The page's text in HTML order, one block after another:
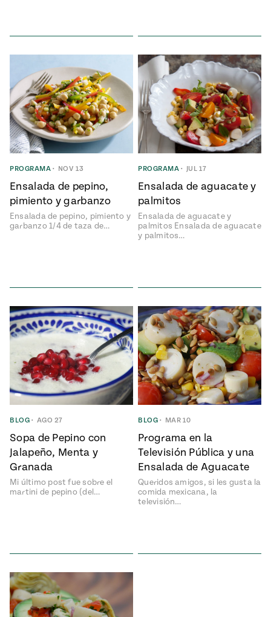
la
temporada
de maíz
Pati’s
Mexican
Table
Temporada
14
Mexico
City
Pati Jinich
Panamericana
Sabor
of
Local
Kitchens
of Real
PROGRAMA • NOV 13
Ensalada de pepino,
pimiento y garbanzo
Ensalada de pepino, pimiento y
garbanzo 1/4 de taza de…
PROGRAMA • JUL 17
Ensalada de aguacate y
palmitos
Ensalada de aguacate y
palmitos Ensalada de aguacate
y palmitos…
BLOG • AGO 27
Sopa de Pepino con
Jalapeño, Menta y
Granada
Mi último post fue sobre el
martini de pepino (del…
BLOG • MAR 10
Programa en la
Televisión Pública y una
Ensalada de Aguacate
Queridos amigos, si les gusta la
comida mexicana, la
televisión…